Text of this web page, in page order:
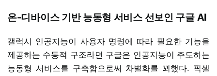
온-디바이스 기반 능동형 서비스 선보인 구글 AI
갤럭시 인공지능이 사용자 명령에 따라 필요한 기능을
제공하는 수동적 구조라면 구글은 인공지능이 주도하는
능동형 서비스를 구축함으로써 차별화를 꾀했다. 픽셀